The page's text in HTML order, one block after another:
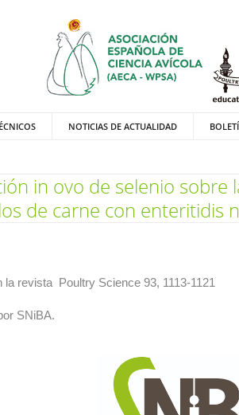
NOTICIAS DE ACTUALIDAD
in ovo de selenio
de carne con enteritidis
revista Poultry Science 93, 1113-1121
SNiBA.